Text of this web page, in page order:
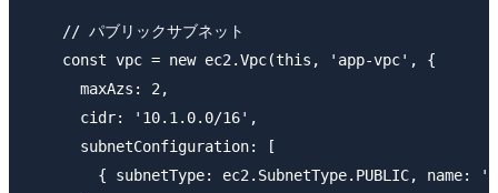
    // パブリックサブネット
    const vpc = new ec2.Vpc(this, 'app-vpc', {
      maxAzs: 2,
      cidr: '10.1.0.0/16',
      subnetConfiguration: [
{ subnetType: ec2.SubnetType.PUBLIC, name: